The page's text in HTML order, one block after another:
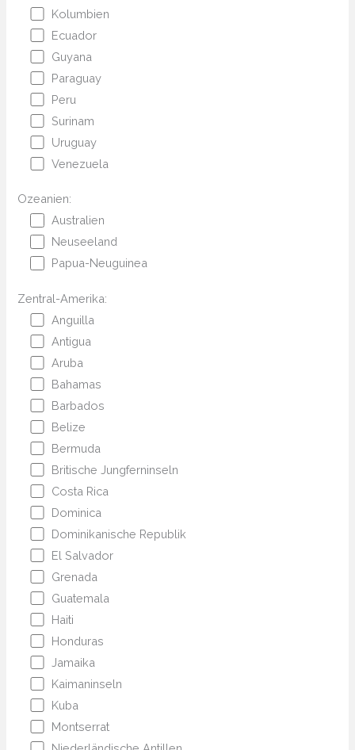
Kolumbien
Ecuador
Guyana
Paraguay
Peru
Surinam
Uruguay
Venezuela
Ozeanien:
Australien
Neuseeland
Papua-Neuguinea
Zentral-Amerika:
Anguilla
Antigua
Aruba
Bahamas
Barbados
Belize
Bermuda
Britische Jungferninseln
Costa Rica
Dominica
Dominikanische Republik
El Salvador
Grenada
Guatemala
Haiti
Honduras
Jamaika
Kaimaninseln
Kuba
Montserrat